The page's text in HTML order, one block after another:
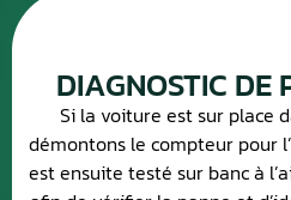
DIAGNOSTIC DE
Si la voiture est sur place
démontons le compteur pour
est ensuite testé sur banc à